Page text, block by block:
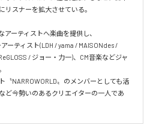
リスナーを拡大させている。
ーティストへ楽曲を提供し、
ーティスト(LDH / yama / MAISONdes /
/ ジョー・力一)、CM音楽などジャ
〝NARROWORLD〟のメンバーとしても活
ど今勢いのあるクリエイターの一人であ